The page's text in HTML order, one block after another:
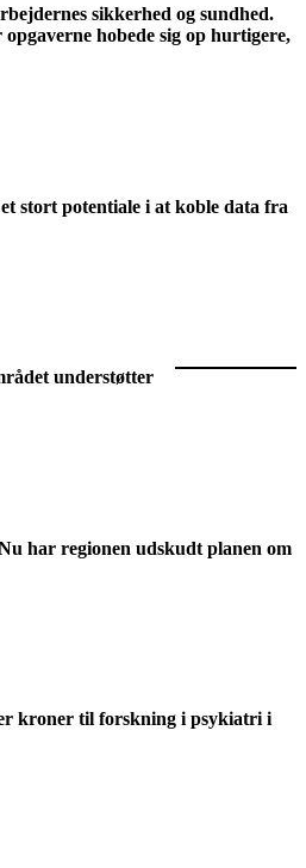
sikkerhed og sundhed.
hobede sig op hurtigere,
stort potentiale i at koble data fra
understøtter
har regionen udskudt planen om
kroner til forskning i psykiatri i